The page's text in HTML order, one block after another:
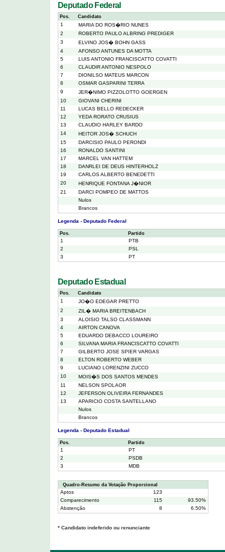
Deputado Federal
Pos. Candidato
1
MARIA DO ROS�RIO NUNES
2
ROBERTO PAULO ALBRING PREDIGER
3
ELVINO JOS� BOHN GASS
4
AFONSO ANTUNES DA MOTTA
5
LUIS ANTONIO FRANCISCATTO COVATTI
6
CLAUDIR ANTONIO NESPOLO
7
DIONILSO MATEUS MARCON
8
OSMAR GASPARINI TERRA
9
JER�NIMO PIZZOLOTTO GOERGEN
10
GIOVANI CHERINI
11
LUCAS BELLO REDECKER
12
YEDA RORATO CRUSIUS
13
CLAUDIO HARLEY BARDO
14
HEITOR JOS� SCHUCH
15
DARCISIO PAULO PERONDI
16
RONALDO SANTINI
17
MARCEL VAN HATTEM
18
DANRLEI DE DEUS HINTERHOLZ
19
CARLOS ALBERTO BENEDETTI
20
HENRIQUE FONTANA J�NIOR
21
DARCI POMPEO DE MATTOS
Nulos
Brancos
Legenda - Deputado Federal
Pos. Partido
1
PTB
2
PSL
3
PT
Deputado Estadual
Pos. Candidato
1
JO�O EDEGAR PRETTO
2
ZIL� MARIA BREITENBACH
3
ALOISIO TALSO CLASSMANN
4
AIRTON CANOVA
5
EDUARDO DEBACCO LOUREIRO
6
SILVANA MARIA FRANCISCATTO COVATTI
7
GILBERTO JOSE SPIER VARGAS
8
ELTON ROBERTO WEBER
9
LUCIANO LORENZINI ZUCCO
10
MOIS�S DOS SANTOS MENDES
11
NELSON SPOLAOR
12
JEFERSON OLIVEIRA FERNANDES
13
APARICIO COSTA SANTELLANO
Nulos
Brancos
Legenda - Deputado Estadual
Pos. Partido
1
PT
2
PSDB
3
MDB
Quadro-Resumo da Votação Proporcional
Aptos
123
Comparecimento
115
93.50%
Abstenção
8 6.50%
* Candidato indeferido ou renunciante